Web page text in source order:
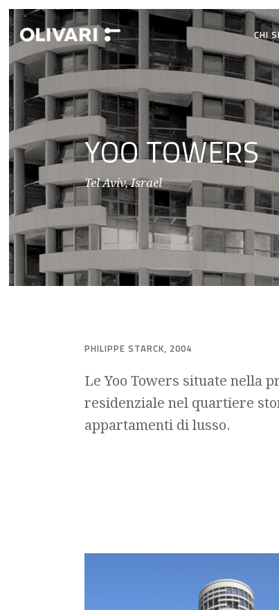
CHI
YOO TOWERS
Tel Aviv, Israel
PHILIPPE STARCK, 2004
Le Yoo Towers situate nella
residenziale nel quartiere
appartamenti di lusso.